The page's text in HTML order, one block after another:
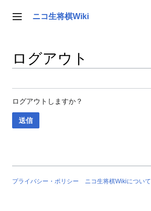
ン
に
ス
ッ
プ
メインメニュー
ニコ生将棋Wiki
ログアウト
ログアウトしますか？
送信
プライバシー・ポリシー ニコ生将棋Wikiについて